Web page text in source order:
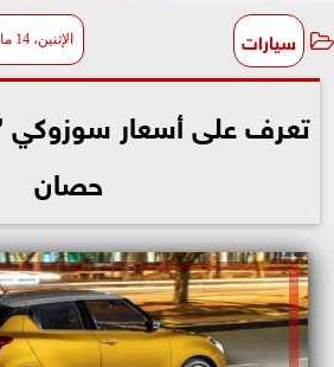
سيارات الإثنين، 14 مارس 2022
حصان